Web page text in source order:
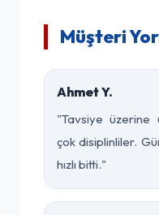
Müşteri
Ahmet Y.
"Tavsiye üzerine
çok disiplinliler.
hızlı bitti."